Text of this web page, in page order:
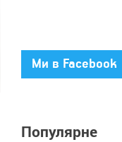
Ми в Facebook
Популярне